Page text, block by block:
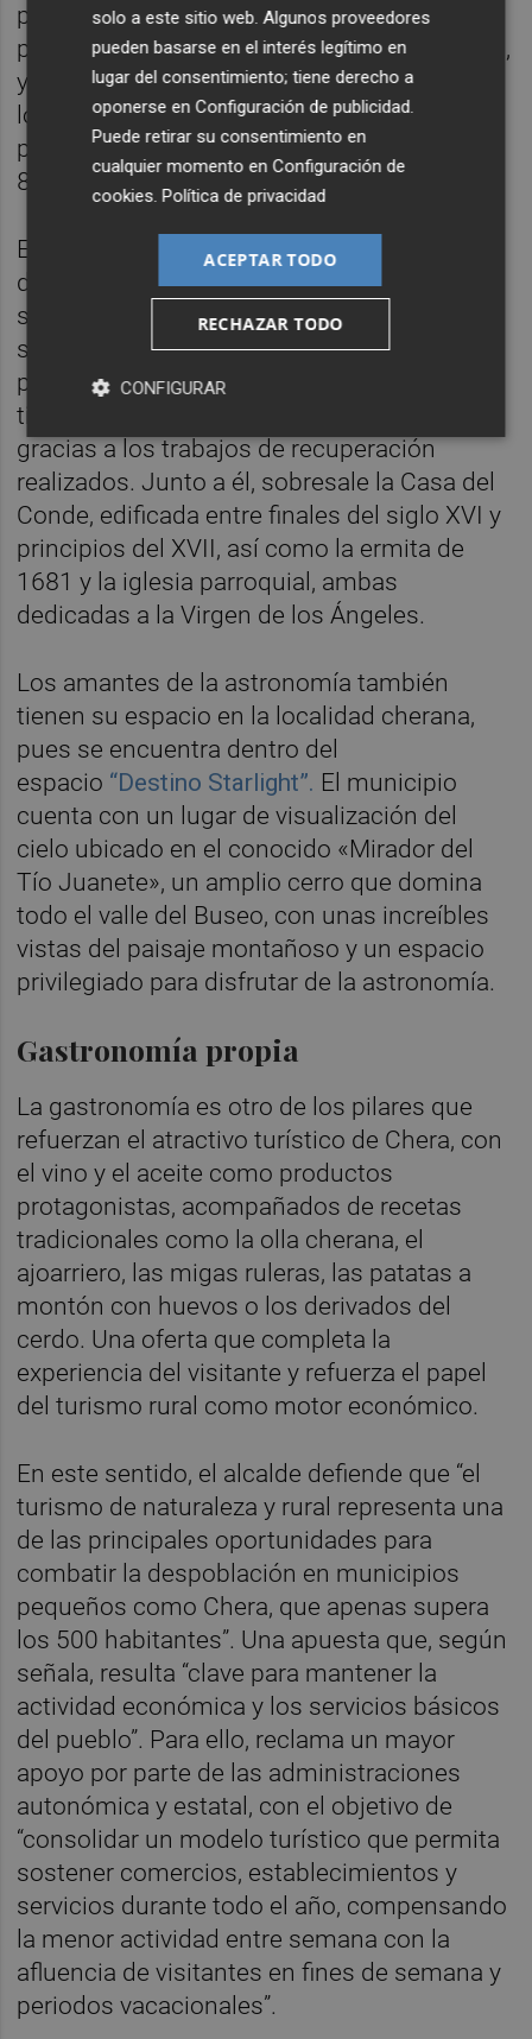
parque es una visita obligatoria para
paleontólogos y amantes de los dinosaurios,
ya que dentro de este espacio se han
localizado tres yacimientos de estos seres
prehistóricos con una edad aproximada de
80 millones de años.
En su parte monumental, destaca el Castillo
de Chera, una construcción defensiva del
siglo XII levantada por los almorávides
siguiendo el estilo hispanomusulmán. A
pesar de los daños sufridos a lo largo del
tiempo, su estructura puede reconocerse
gracias a los trabajos de recuperación
realizados. Junto a él, sobresale la Casa del
Conde, edificada entre finales del siglo XVI y
principios del XVII, así como la ermita de
1681 y la iglesia parroquial, ambas
dedicadas a la Virgen de los Ángeles.
Los amantes de la astronomía también
tienen su espacio en la localidad cherana,
pues se encuentra dentro del
espacio “Destino Starlight”. El municipio
cuenta con un lugar de visualización del
cielo ubicado en el conocido «Mirador del
Tío Juanete», un amplio cerro que domina
todo el valle del Buseo, con unas increíbles
vistas del paisaje montañoso y un espacio
privilegiado para disfrutar de la astronomía.
Gastronomía propia
La gastronomía es otro de los pilares que
refuerzan el atractivo turístico de Chera, con
el vino y el aceite como productos
protagonistas, acompañados de recetas
tradicionales como la olla cherana, el
ajoarriero, las migas ruleras, las patatas a
montón con huevos o los derivados del
cerdo. Una oferta que completa la
experiencia del visitante y refuerza el papel
del turismo rural como motor económico.
En este sentido, el alcalde defiende que “el
turismo de naturaleza y rural representa una
de las principales oportunidades para
combatir la despoblación en municipios
pequeños como Chera, que apenas supera
los 500 habitantes”. Una apuesta que, según
señala, resulta “clave para mantener la
actividad económica y los servicios básicos
del pueblo”. Para ello, reclama un mayor
apoyo por parte de las administraciones
autonómica y estatal, con el objetivo de
“consolidar un modelo turístico que permita
sostener comercios, establecimientos y
servicios durante todo el año, compensando
la menor actividad entre semana con la
afluencia de visitantes en fines de semana y
periodos vacacionales”.
solo a este sitio web. Algunos proveedores
pueden basarse en el interés legítimo en
lugar del consentimiento; tiene derecho a
oponerse enConfiguración de publicidad
Puede retirar su consentimiento en
cualquier momento enConfiguración de
cookies .Política de privacidad
ACEPTAR TODO
RECHAZAR TODO
CONFIGURAR